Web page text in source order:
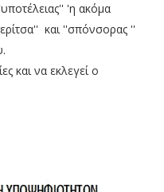
'η ακόμα
και ''σπόνσορας ''
και να εκλεγεί ο